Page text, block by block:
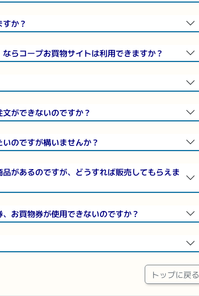
か？
らコープお買物サイトは利用できますか？
ができないのですか？
のですが構いませんか？
があるのですが、どうすれば販売してもらえま
お買物券が使用できないのですか？
トップに戻る